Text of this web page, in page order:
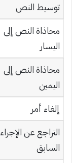
توسيط النص
محاذاة النص إلى
اليسار
محاذاة النص إلى
اليمين
إلغاء أمر
التراجع عن الإجراء
السابق